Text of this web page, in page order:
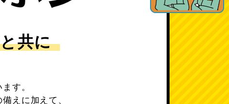
共に
す。
えに加えて、